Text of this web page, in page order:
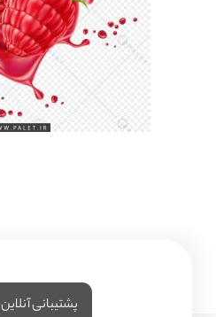
پشتیبانی آنلاین